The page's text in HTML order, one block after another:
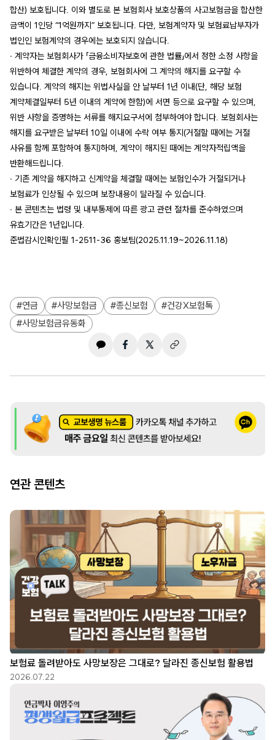
합산) 보호됩니다. 이와 별도로 본 보험회사 보호상품의 사고보험금을 합산한
금액이 1인당 “1억원까지” 보호됩니다. 다만, 보험계약자 및 보험료납부자가
법인인 보험계약의 경우에는 보호되지 않습니다.
∙ 계약자는 보험회사가 「금융소비자보호에 관한 법률」에서 정한 소정 사항을
위반하여 체결한 계약의 경우, 보험회사에 그 계약의 해지를 요구할 수
있습니다. 계약의 해지는 위법사실을 안 날부터 1년 이내(단, 해당 보험
계약체결일부터 5년 이내의 계약에 한함)에 서면 등으로 요구할 수 있으며,
위반 사항을 증명하는 서류를 해지요구서에 첨부하여야 합니다. 보험회사는
해지를 요구받은 날부터 10일 이내에 수락 여부 통지(거절할 때에는 거절
사유를 함께 포함하여 통지)하며, 계약이 해지된 때에는 계약자적립액을
반환해드립니다.
∙ 기존 계약을 해지하고 신계약을 체결할 때에는 보험인수가 거절되거나
보험료가 인상될 수 있으며 보장내용이 달라질 수 있습니다.
∙ 본 콘텐츠는 법령 및 내부통제에 따른 광고 관련 절차를 준수하였으며
유효기간은 1년입니다.
준법감시인확인필 1-2511-36 홍보팀(2025.11.19~2026.11.18)
연금 사망보험금 종신보험
건강X보험톡
사망보험금유동화
연관 콘텐츠
보험료 돌려받아도 사망보장은 그대로? 달라진 종신보험 활용법
2026.07.22